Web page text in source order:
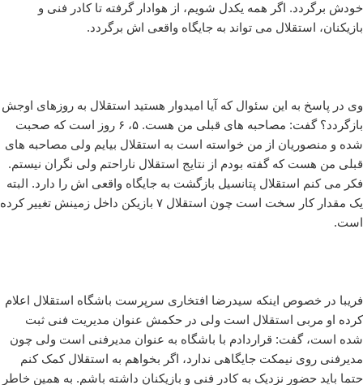
خودش برگردد. اگر همه یکدل شویم، از هوادار گرفته تا کادر فنی و
بازیکنان، استقلال می تواند به جایگاه واقعی اش برگردد.
وی در پاسخ به این سئوال که آیا امیدوار هستید استقلال به روزهای اوجش
بازگردد؟ گفت: مصاحبه های قبلی من هست. ۵، ۶ روز است که صحبت
شده و منصوریان از من خواسته است به استقلال بیایم ولی مصاحبه های
قبلی من هست که گفته بودم از نتایج استقلال ناراحتم ولی نگران نیستم.
فکر می کنم استقلال پتانسیل بازگشت به جایگاه واقعی اش را دارد. البته
یک مقدار کار سخت است چون استقلال ۷ بازیکن داخل زمینش تغییر کرده
است.
فریبا در خصوص اینکه سیدرضا افتخاری سرپرست باشگاه استقلال اعلام
کرده او مربی استقلال است ولی در حکمش عنوان مدیریت فنی ثبت
شده است، گفت: قراردادم با باشگاه به عنوان مدیرفنی است ولی چون
مدیرفنی روی نیمکت جایگاهی ندارد، اگر بخواهم به استقلال کمک کنم
حتما باید حضور نزدیک به کادر فنی و بازیکنان داشته باشم. به همین خاطر